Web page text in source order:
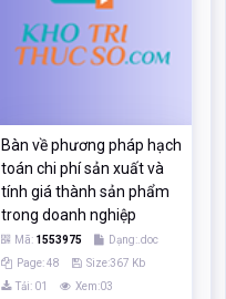
Bàn về phương pháp hạch
toán chi phí sản xuất và
tính giá thành sản phẩm
trong doanh nghiệp
Mã: 1553975
Dạng:.doc
Page: 48
Size:367 Kb
Tải: 01
Xem:03